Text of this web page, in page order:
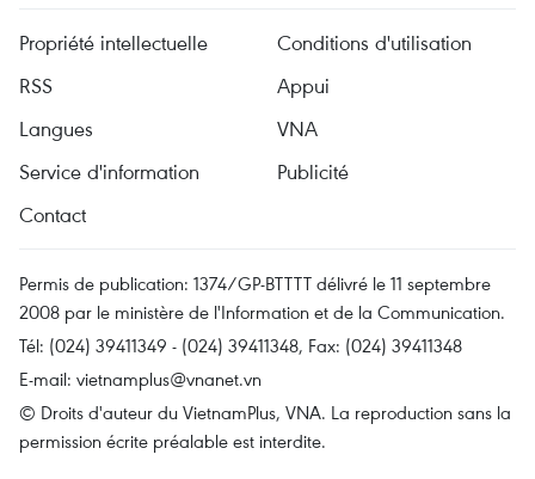
Propriété intellectuelle
Conditions d'utilisation
RSS
Appui
Langues
VNA
Service d'information
Publicité
Contact
Permis de publication: 1374/GP-BTTTT délivré le 11 septembre
2008 par le ministère de l'Information et de la Communication.
Tél: (024) 39411349 - (024) 39411348, Fax: (024) 39411348
E-mail: vietnamplus@vnanet.vn
© Droits d'auteur du VietnamPlus, VNA. La reproduction sans la
permission écrite préalable est interdite.